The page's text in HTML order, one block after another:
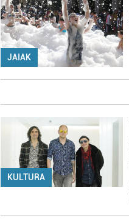
JAIAK
KULTURA